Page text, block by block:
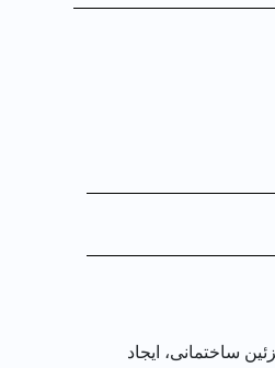
ساختمانی، ایجاد